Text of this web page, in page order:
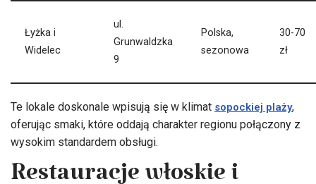
Łyżka i
Widelec
ul.
Grunwaldzka
9
Polska,
sezonowa
30-70
zł
Te lokale doskonale wpisują się w klimat sopockiej plaży,
oferując smaki, które oddają charakter regionu połączony z
wysokim standardem obsługi.